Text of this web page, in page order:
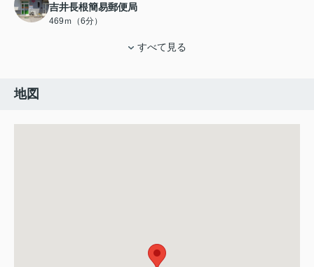
吉井長根簡易郵便局
469ｍ（6分）
すべて見る
地図